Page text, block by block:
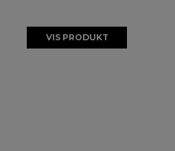
VIS PRODUKT